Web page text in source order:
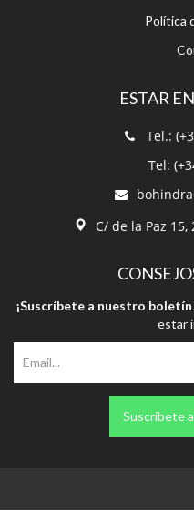
Política
ESTAR
Tel.:
Tel:
C/ de la Paz
¡Suscríbete a nuestro
estar
Suscríbete